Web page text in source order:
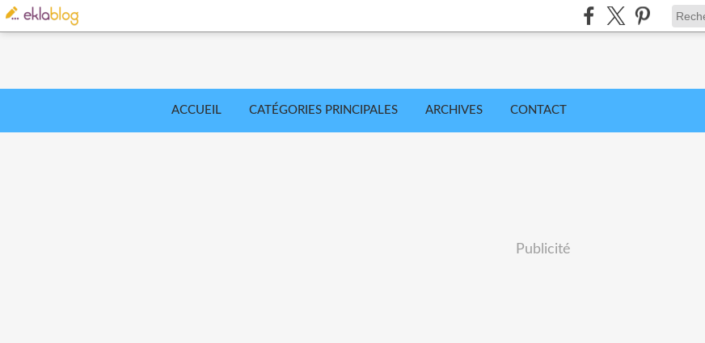
ACCUEIL CATÉGORIES PRINCIPALES ARCHIVES CONTACT
Publicité